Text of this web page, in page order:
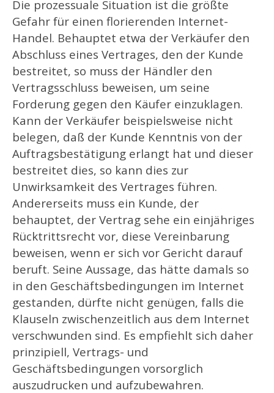
Die prozessuale Situation ist die größte
Gefahr für einen florierenden Internet-
Handel. Behauptet etwa der Verkäufer den
Abschluss eines Vertrages, den der Kunde
bestreitet, so muss der Händler den
Vertragsschluss beweisen, um seine
Forderung gegen den Käufer einzuklagen.
Kann der Verkäufer beispielsweise nicht
belegen, daß der Kunde Kenntnis von der
Auftragsbestätigung erlangt hat und dieser
bestreitet dies, so kann dies zur
Unwirksamkeit des Vertrages führen.
Andererseits muss ein Kunde, der
behauptet, der Vertrag sehe ein einjähriges
Rücktrittsrecht vor, diese Vereinbarung
beweisen, wenn er sich vor Gericht darauf
beruft. Seine Aussage, das hätte damals so
in den Geschäftsbedingungen im Internet
gestanden, dürfte nicht genügen, falls die
Klauseln zwischenzeitlich aus dem Internet
verschwunden sind. Es empfiehlt sich daher
prinzipiell, Vertrags- und
Geschäftsbedingungen vorsorglich
auszudrucken und aufzubewahren.